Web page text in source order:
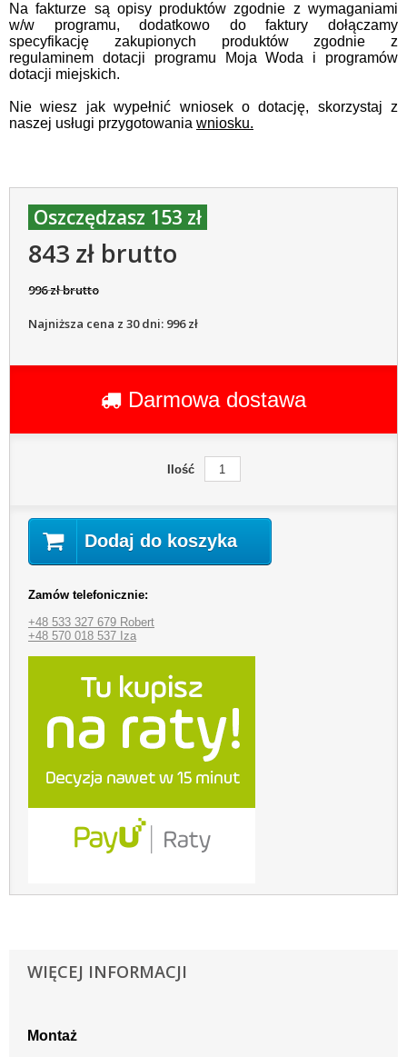
Na fakturze są opisy produktów zgodnie z wymaganiami
w/w programu, dodatkowo do faktury dołączamy
specyfikację zakupionych produktów zgodnie z
regulaminem dotacji programu Moja Woda i programów
dotacji miejskich.
Nie wiesz jak wypełnić wniosek o dotację, skorzystaj z
naszej usługi przygotowania wniosku.
Oszczędzasz 153 zł
843 zł brutto
996 zł brutto
Najniższa cena z 30 dni: 996 zł
Darmowa dostawa
Ilość
Dodaj do koszyka
Zamów telefonicznie:
+48 533 327 679 Robert
+48 570 018 537 Iza
WIĘCEJ INFORMACJI
Montaż